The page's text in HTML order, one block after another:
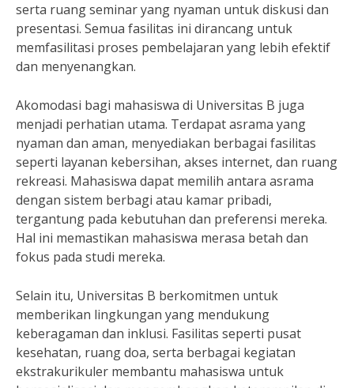
serta ruang seminar yang nyaman untuk diskusi dan
presentasi. Semua fasilitas ini dirancang untuk
memfasilitasi proses pembelajaran yang lebih efektif
dan menyenangkan.
Akomodasi bagi mahasiswa di Universitas B juga
menjadi perhatian utama. Terdapat asrama yang
nyaman dan aman, menyediakan berbagai fasilitas
seperti layanan kebersihan, akses internet, dan ruang
rekreasi. Mahasiswa dapat memilih antara asrama
dengan sistem berbagi atau kamar pribadi,
tergantung pada kebutuhan dan preferensi mereka.
Hal ini memastikan mahasiswa merasa betah dan
fokus pada studi mereka.
Selain itu, Universitas B berkomitmen untuk
memberikan lingkungan yang mendukung
keberagaman dan inklusi. Fasilitas seperti pusat
kesehatan, ruang doa, serta berbagai kegiatan
ekstrakurikuler membantu mahasiswa untuk